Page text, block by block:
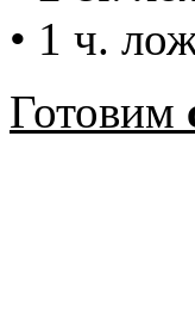
• 1 ч.
Готовим